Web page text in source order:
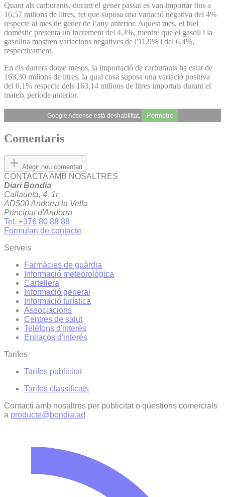
Quant als carburants, durant el gener passat es van importar fins a
16,57 milions de litres, fet que suposa una variació negativa del 4%
respecte al mes de gener de l’any anterior. Aquest mes, el fuel
domèstic presenta un increment del 4,4%, mentre que el gasoil i la
gasolina mostren variacions negatives de l'11,9% i del 6,4%,
respectivament.
En els darrers dotze mesos, la importació de carburants ha estat de
163,30 milions de litres, la qual cosa suposa una variació positiva
del 0,1% respecte dels 163,14 milions de litres importats durant el
mateix període anterior.
Google Adsense està deshabilitat. Permetre
Comentaris
Afegir nou comentari
CONTACTA AMB NOSALTRES
Diari Bondia
Callaueta, 4, 1r
AD500 Andorra la Vella
Principat d'Andorra
Tel. +376 80 88 88
Formulari de contacte
Serveis
Farmàcies de guàrdia
Informació meteorològica
Cartellera
Informació general
Informació turística
Associacions
Centres de salut
Telèfons d'interès
Enllaços d'interés
Tarifes
Tarifes publicitat
Tarifes classificats
Contacti amb nosaltres per publicitat o qüestions comercials
a producte@bondia.ad